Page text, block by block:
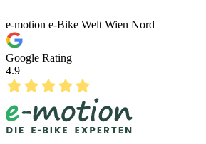
e-motion e-Bike Welt Wien Nord
Google Rating
4.9